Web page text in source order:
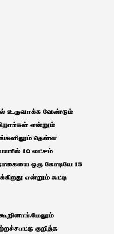
உருவாக்க வேண்டும்
என்றும்
தெள்ள
10 லட்சம்
ஒரு கோடியே 15
என்றும் சுட்டி
குறித்த